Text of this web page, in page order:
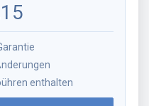
enthalten